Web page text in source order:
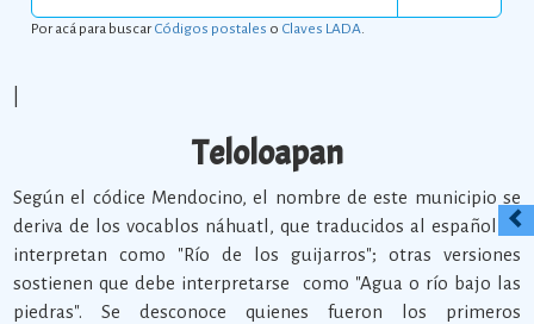
Por acá para buscarCódigos postales o Claves LADA.
Teloloapan
Según el códice Mendocino, el nombre de este municipio se
deriva de los vocablos náhuatl, que traducidos al español se
interpretan como "Río de los guijarros"; otras versiones
sostienen que debe interpretarse como "Agua o río bajo las
piedras". Se desconoce quienes fueron los primeros